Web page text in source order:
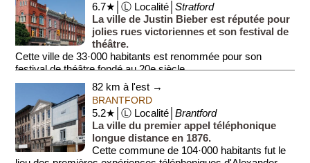
6.7★│Ⓛ Localité│Stratford
La ville de Justin Bieber est réputée pour
jolies rues victoriennes et son festival de
théâtre.
Cette ville de 33·000 habitants est renommée pour son
festival de théâtre fondé au 20e siècle.
82 km à l'est →
BRANTFORD
5.2★│Ⓛ Localité│Brantford
La ville du premier appel téléphonique
longue distance en 1876.
Cette commune de 104·000 habitants fut le